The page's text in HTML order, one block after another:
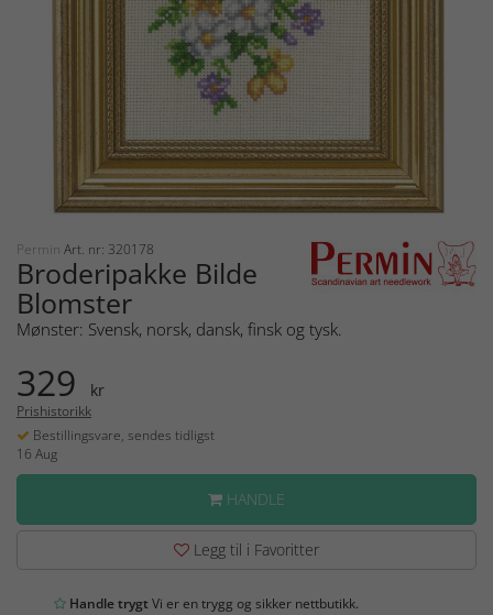
Permin Art. nr: 320178
Broderipakke Bilde
Blomster
Mønster: Svensk, norsk, dansk, finsk og tysk.
329 kr
Prishistorikk
Bestillingsvare, sendes tidligst
16 Aug
HANDLE
Legg til i Favoritter
Handle trygtVi er en trygg og sikker nettbutikk.